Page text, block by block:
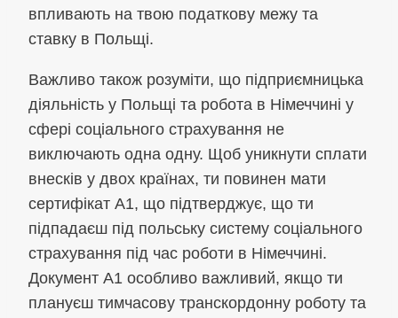
впливають на твою податкову межу та
ставку в Польщі.
Важливо також розуміти, що підприємницька
діяльність у Польщі та робота в Німеччині у
сфері соціального страхування не
виключають одна одну. Щоб уникнути сплати
внесків у двох країнах, ти повинен мати
сертифікат A1, що підтверджує, що ти
підпадаєш під польську систему соціального
страхування під час роботи в Німеччині.
Документ A1 особливо важливий, якщо ти
плануєш тимчасову транскордонну роботу та